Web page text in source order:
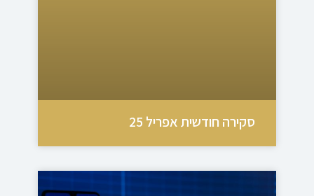
סקירה חודשית אפריל 25